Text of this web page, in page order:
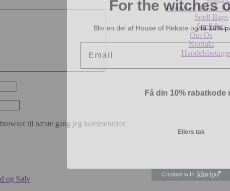
House of Hekate
Spell Bags
Spell Jars
Om Os
Kontakt
til næste gang jeg kommenterer.
Bliv en del af House of Hekate ogfå 10%